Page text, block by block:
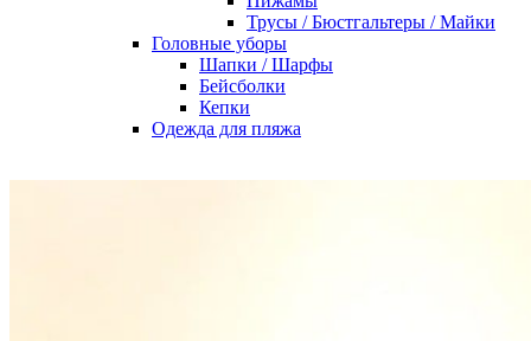
Трусы / Бюстгальтеры / Майки
Головные уборы
Шапки / Шарфы
Бейсболки
Кепки
Одежда для пляжа